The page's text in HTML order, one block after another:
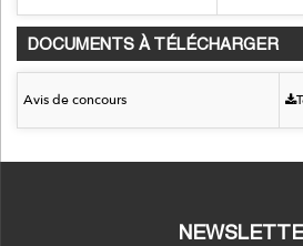
DOCUMENTS À TÉLÉCHARGER
Avis de concours